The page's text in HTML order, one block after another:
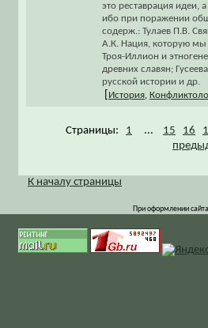
это реставрация идеи,
ибо при поражении
содерж.: Тулаев П.В.
А.К. Нация, которую мы
Троя-Иллион и
древних славян;
русской истории и др.
История,
Страницы: 1 ... 15 16
К началу страницы
При оформлении